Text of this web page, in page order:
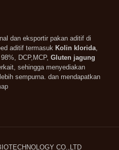
dan eksportir pakan aditif di
aditif termasuk Kolin klorida,
DCP,MCP, Gluten jagung
sehingga menyediakan
sempurna. dan mendapatkan
CO.,LTD